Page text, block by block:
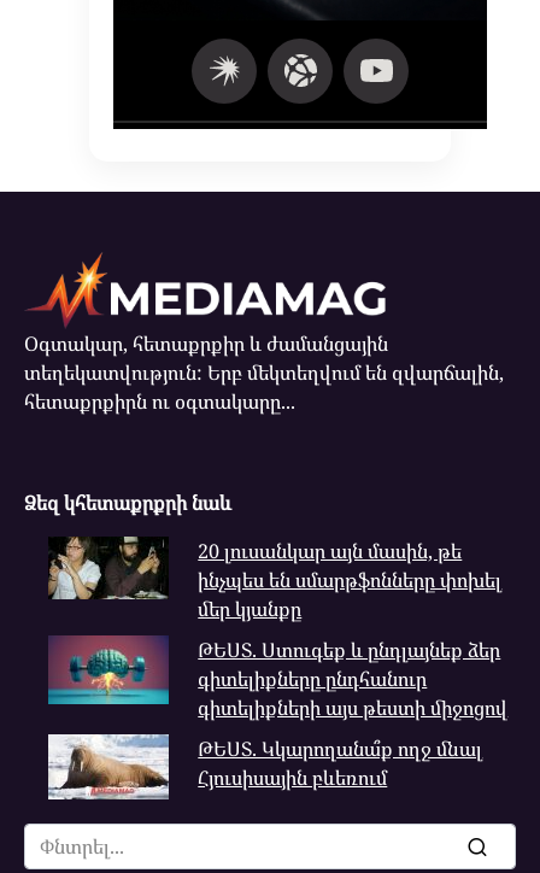
Օգտակար, հետաքրքիր և ժամանցային
տեղեկատվություն: Երբ մեկտեղվում են զվարճալին,
հետաքրքիրն ու օգտակարը...
Ձեզ կհետաքրքրի նաև
20 լուսանկար այն մասին, թե
ինչպես են սմարթֆոնները փոխել
մեր կյանքը
ԹԵՍՏ. Ստուգեք և ընդլայնեք ձեր
գիտելիքները ընդհանուր
գիտելիքների այս թեստի միջոցով
ԹԵՍՏ. Կկարողանա՞ք ողջ մնալ
Հյուսիսային բևեռում
Search
for: